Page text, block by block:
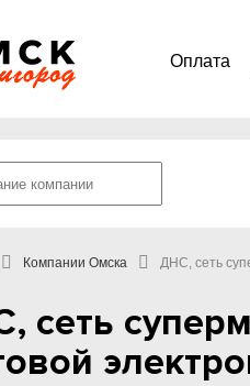
Оплата
Компании Омска ДНС, сеть
сеть